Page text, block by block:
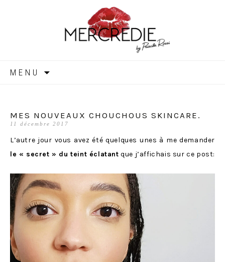
MERCREDIE
MENU
MES NOUVEAUX CHOUCHOUS SKINCARE.
11 décembre 2017
L’autre jour vous avez été quelques unes à me demander
le « secret » du teint éclatant que j’affichais sur ce post: